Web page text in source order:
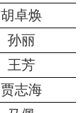
胡卓焕
孙丽
王芳
贾志海